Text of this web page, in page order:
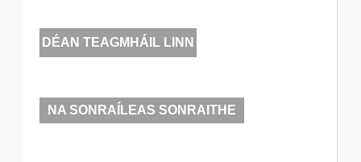
DÉAN TEAGMHÁIL LINN
NA SONRAÍLEAS SONRAITHE